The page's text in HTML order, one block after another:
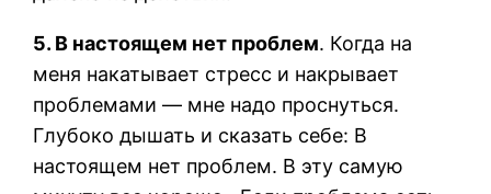
5. В настоящем нет проблем. Когда на
меня накатывает стресс и накрывает
проблемами — мне надо проснуться.
Глубоко дышать и сказать себе: В
настоящем нет проблем. В эту самую